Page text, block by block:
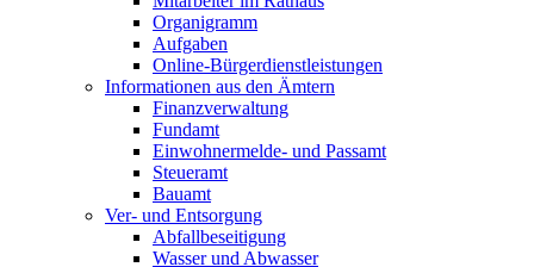
Organigramm
Aufgaben
Online-Bürgerdienstleistungen
Informationen aus den Ämtern
Finanzverwaltung
Fundamt
Einwohnermelde- und Passamt
Steueramt
Bauamt
Ver- und Entsorgung
Abfallbeseitigung
Wasser und Abwasser